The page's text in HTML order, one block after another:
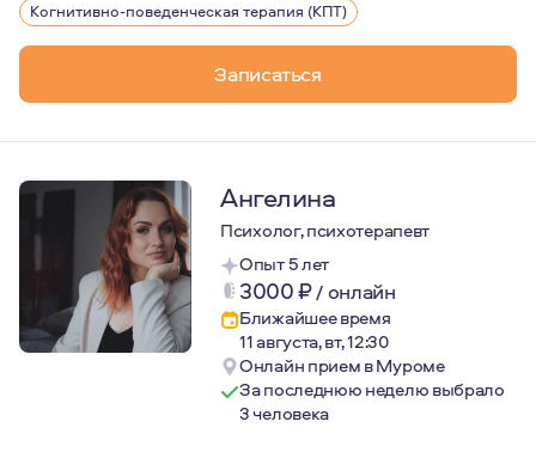
Когнитивно-поведенческая терапия (КПТ)
Записаться
Ангелина
Психолог, психотерапевт
Опыт 5 лет
3000₽/ онлайн
Ближайшее время
11 августа, вт, 12:30
Онлайн прием в Муроме
За последнюю неделю выбрало
3 человека